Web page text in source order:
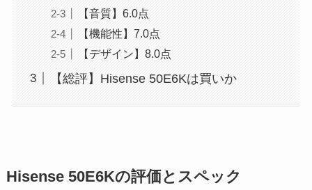
【音質】6.0点
【機能性】7.0点
【デザイン】8.0点
【総評】Hisense 50E6Kは買いか
Hisense 50E6Kの評価とスペック